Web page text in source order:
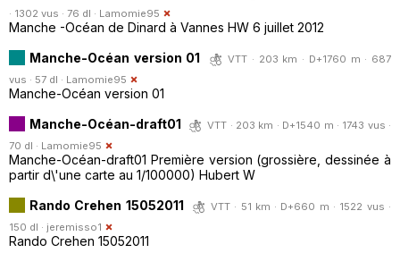
· 1302 vus · 76 dl · Lamomie95
Manche -Océan de Dinard à Vannes HW 6 juillet 2012
Manche-Océan version 01
VTT · 203 km · D+1760 m · 687
vus · 57 dl · Lamomie95
Manche-Océan version 01
Manche-Océan-draft01
VTT · 203 km · D+1540 m · 1743 vus ·
70 dl · Lamomie95
Manche-Océan-draft01 Première version (grossière, dessinée à
partir d\'une carte au 1/100000) Hubert W
Rando Crehen 15052011
VTT · 51 km · D+660 m · 1522 vus ·
150 dl · jeremisso1
Rando Crehen 15052011